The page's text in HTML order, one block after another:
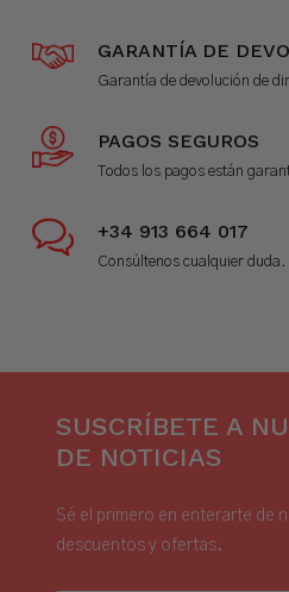
GARANTÍA DE
Garantía de devolución de
PAGOS SEGUROS
Todos los pagos están
+34 913 664 017
Consúltenos cualquier duda.
SUSCRÍBETE A
DE NOTICIAS
Sé el primero en enterarte de
descuentos y ofertas.